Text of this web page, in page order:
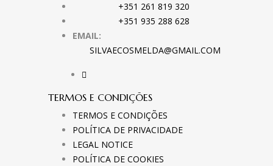
+351 261 819 320
+351 935 288 628
EMAIL:
SILVAECOSMELDA@GMAIL.COM
TERMOS E CONDIÇÕES
TERMOS E CONDIÇÕES
POLÍTICA DE PRIVACIDADE
LEGAL NOTICE
POLÍTICA DE COOKIES